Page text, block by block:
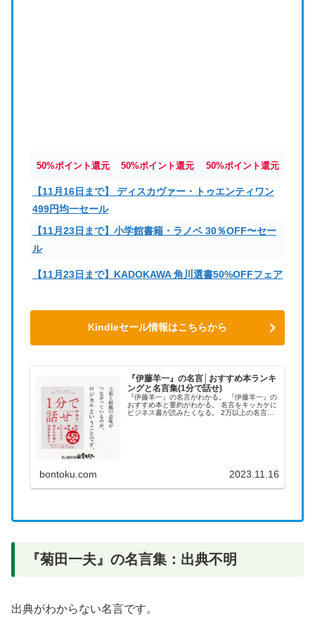
50%ポイント還元 50%ポイント還元 50%ポイント還元
【11月16日まで】 ディスカヴァー・トゥエンティワン
499円均一セール
【11月23日まで】小学館書籍・ラノベ 30％OFF〜セー
ル
【11月23日まで】KADOKAWA 角川選書50%OFFフェア
Kindleセール情報はこちらから
『伊藤羊一』の名言│おすすめ本ランキ
ングと名言集(1分で話せ)
『伊藤羊一』の名言がわかる。 『伊藤羊一』の
おすすめ本と要約がわかる。 名言をキッカケに
ビジネス書が読みたくなる。 2万以上の名言を
bontoku.com 2023.11.16
『菊田一夫』の名言集：出典不明
出典がわからない名言です。